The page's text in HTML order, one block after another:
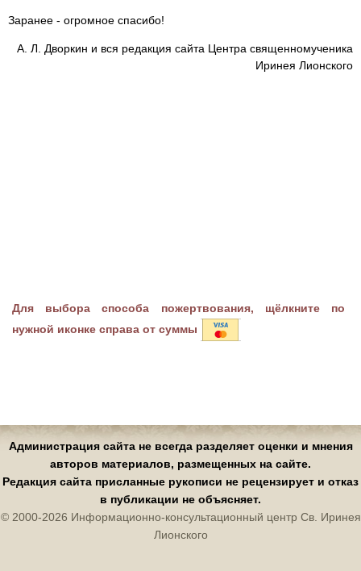
Заранее - огромное спасибо!
А. Л. Дворкин и вся редакция сайта Центра священномученика
Иринея Лионского
Для выбора способа пожертвования, щёлкните по
нужной иконке справа от суммы
Администрация сайта не всегда разделяет оценки и мнения
авторов материалов, размещенных на сайте.
Редакция сайта присланные рукописи не рецензирует и отказ
в публикации не объясняет.
© 2000-2026 Информационно-консультационный центр Св. Иринея
Лионского